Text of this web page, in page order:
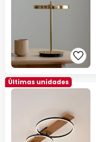
Últimas unidades